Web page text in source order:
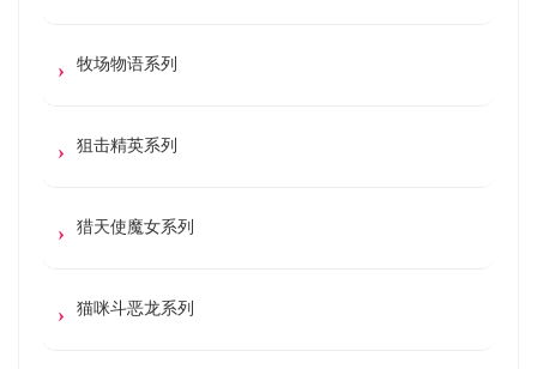
牧场物语系列
狙击精英系列
猎天使魔女系列
猫咪斗恶龙系列